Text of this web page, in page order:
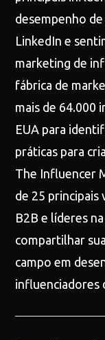
desempenho
LinkedIn e
marketing de
fábrica de
mais de 64.000
EUA para
práticas para
The Influencer
de 25 principais
B2B e líderes
compartilhar
campo em
influenciadores